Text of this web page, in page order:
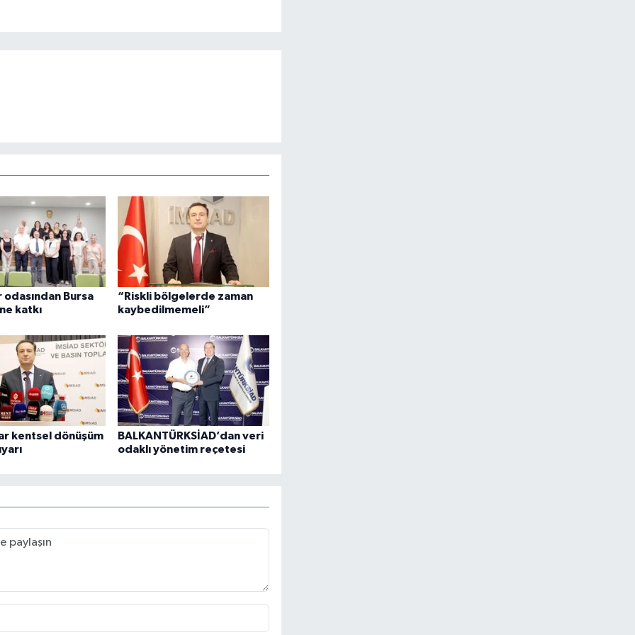
Bursa
katkı
“Riskli bölgelerde zaman
kaybedilmemeli”
kentsel dönüşüm
BALKANTÜRKSİAD’dan veri
odaklı yönetim reçetesi